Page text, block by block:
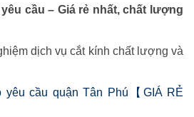
cầu – Giá rẻ nhất, chất lượng
dịch vụ cắt kính chất lượng và
cầu quận Tân Phú【GIÁ RẺ